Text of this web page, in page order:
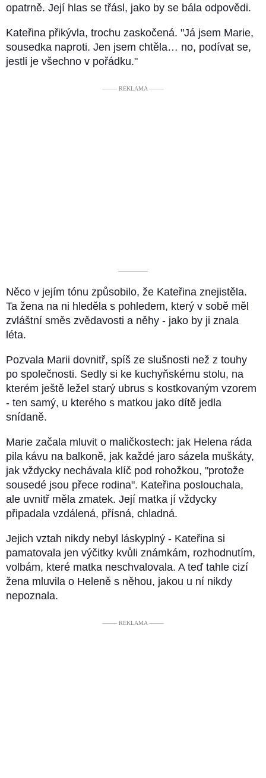
opatrně. Její hlas se třásl, jako by se bála odpovědi.
Kateřina přikývla, trochu zaskočená. "Já jsem Marie,
sousedka naproti. Jen jsem chtěla… no, podívat se,
jestli je všechno v pořádku."
––––– REKLAMA –––––
––––––––––
Něco v jejím tónu způsobilo, že Kateřina znejistěla.
Ta žena na ni hleděla s pohledem, který v sobě měl
zvláštní směs zvědavosti a něhy - jako by ji znala
léta.
Pozvala Marii dovnitř, spíš ze slušnosti než z touhy
po společnosti. Sedly si ke kuchyňskému stolu, na
kterém ještě ležel starý ubrus s kostkovaným vzorem
- ten samý, u kterého s matkou jako dítě jedla
snídaně.
Marie začala mluvit o maličkostech: jak Helena ráda
pila kávu na balkoně, jak každé jaro sázela muškáty,
jak vždycky nechávala klíč pod rohožkou, "protože
sousedé jsou přece rodina". Kateřina poslouchala,
ale uvnitř měla zmatek. Její matka jí vždycky
připadala vzdálená, přísná, chladná.
Jejich vztah nikdy nebyl láskyplný - Kateřina si
pamatovala jen výčitky kvůli známkám, rozhodnutím,
volbám, které matka neschvalovala. A teď tahle cizí
žena mluvila o Heleně s něhou, jakou u ní nikdy
nepoznala.
––––– REKLAMA –––––